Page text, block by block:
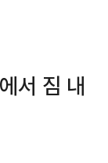
서 짐 내